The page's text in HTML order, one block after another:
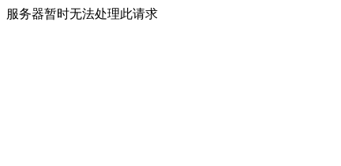
服务器暂时无法处理此请求